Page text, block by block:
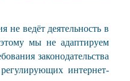
ведёт деятельность в
мы не адаптируем
законодательства
интернет-